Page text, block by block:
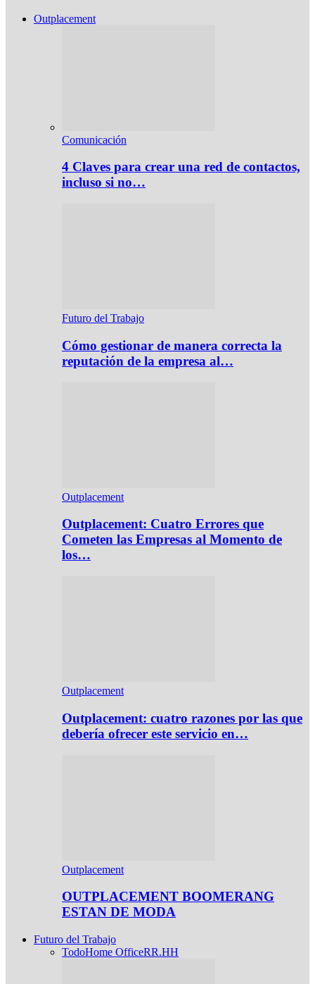
Outplacement
Comunicación
4 Claves para crear una red de contactos,
incluso si no…
Futuro del Trabajo
Cómo gestionar de manera correcta la
reputación de la empresa al…
Outplacement
Outplacement: Cuatro Errores que
Cometen las Empresas al Momento de
los…
Outplacement
Outplacement: cuatro razones por las que
debería ofrecer este servicio en…
Outplacement
OUTPLACEMENT BOOMERANG
ESTAN DE MODA
Futuro del Trabajo
TodoHome OfficeRR.HH